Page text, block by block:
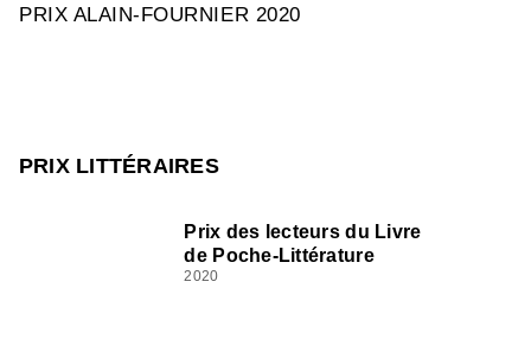
PRIX ALAIN-FOURNIER 2020
PRIX LITTÉRAIRES
Prix des lecteurs du Livre
de Poche-Littérature
2020